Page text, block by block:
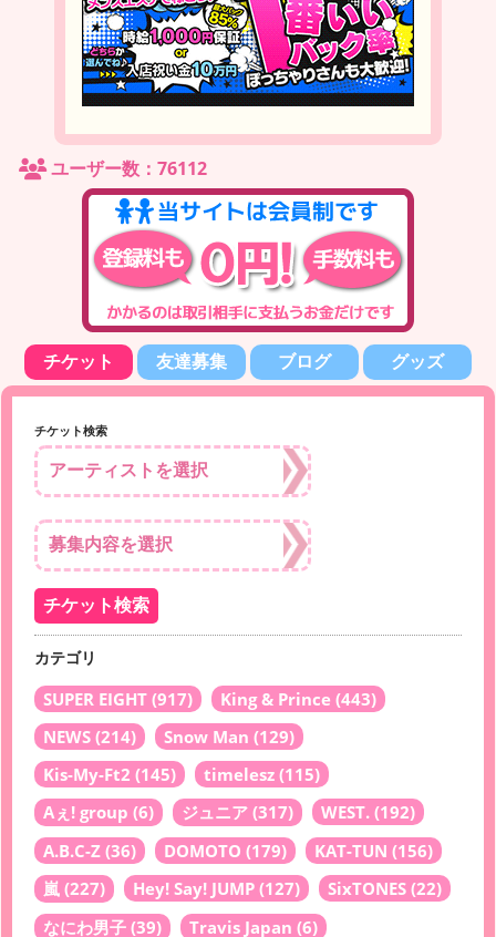
ユーザー数：76112
チケット 友達募集 ブログ グッズ
チケット検索
カテゴリ
SUPER EIGHT (917) King & Prince (443)
NEWS (214) Snow Man (129)
Kis-My-Ft2 (145) timelesz (115)
Aぇ! group (6) ジュニア (317) WEST. (192)
A.B.C-Z (36) DOMOTO (179) KAT-TUN (156)
嵐 (227) Hey! Say! JUMP (127) SixTONES (22)
なにわ男子 (39) Travis Japan (6)